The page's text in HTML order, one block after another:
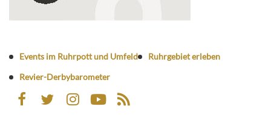
Events im Ruhrpott und Umfeld
Ruhrgebiet erleben
Revier-Derbybarometer